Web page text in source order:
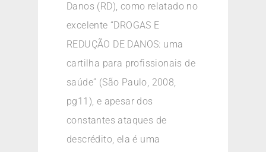
Danos (RD), como relatado no
excelente “DROGAS E
REDUÇÃO DE DANOS: uma
cartilha para profissionais de
saúde” (São Paulo, 2008,
pg11), e apesar dos
constantes ataques de
descrédito, ela é uma